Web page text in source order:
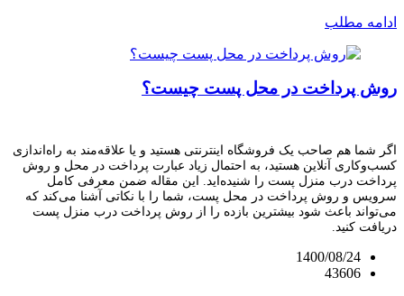
ادامه مطلب
روش پرداخت در محل پست چیست؟
اگر شما هم صاحب یک فروشگاه اینترنتی هستید و یا علاقه‌مند به راه‌اندازی
کسب‌وکاری آنلاین هستید، به احتمال زیاد عبارت پرداخت در محل و روش
پرداخت درب منزل پست را شنیده‌اید. این مقاله ضمن معرفی کامل
سرویس و روش پرداخت در محل پست، شما را با نکاتی آشنا می‌کند که
می‌تواند باعث شود بیشترین بازده را از روش پرداخت درب منزل پست
دریافت کنید.
1400/08/24
43606